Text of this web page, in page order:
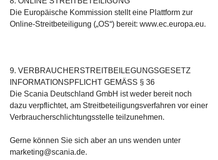
Die Europäische Kommission stellt eine Plattform zur
Online-Streitbeteiligung („OS“) bereit: www.ec.europa.eu.
9. VERBRAUCHERSTREITBEILEGUNGSGESETZ
INFORMATIONSPFLICHT GEMÄSS § 36
Die Scania Deutschland GmbH ist weder bereit noch
dazu verpflichtet, am Streitbeteiligungsverfahren vor einer
Verbraucherschlichtungsstelle teilzunehmen.
Gerne können Sie sich aber an uns wenden unter
marketing@scania.de.